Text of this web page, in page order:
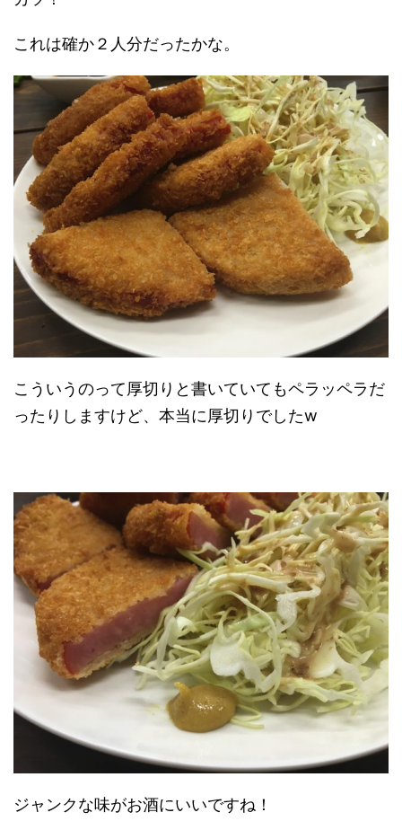
これは確か２人分だったかな。
こういうのって厚切りと書いていてもペラッペラだ
ったりしますけど、本当に厚切りでしたw
ジャンクな味がお酒にいいですね！